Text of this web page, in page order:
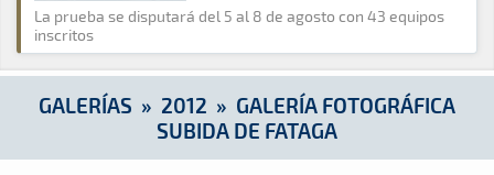
AGENDA
GALERÍAS
TIENDA
La prueba se disputará del 5 al 8 de agosto con 43 equipos
inscritos
GALERÍAS » 2012 » GALERÍA FOTOGRÁFICA
SUBIDA DE FATAGA